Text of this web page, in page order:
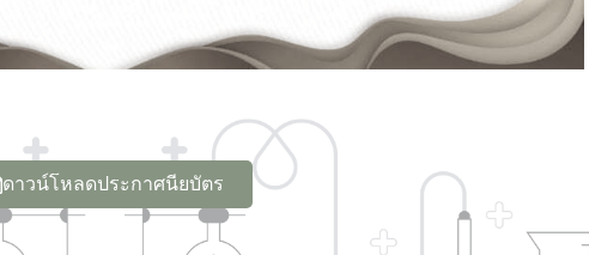
ดาวน์โหลดประกาศนียบัตร